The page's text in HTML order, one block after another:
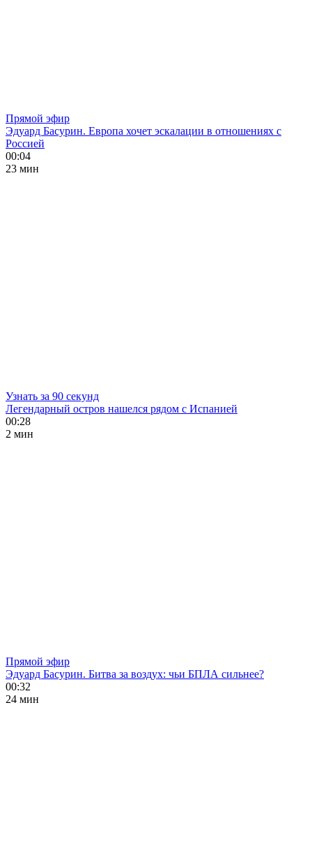
Прямой эфир
Эдуард Басурин. Европа хочет эскалации в отношениях с
Россией
00:04
23 мин
Узнать за 90 секунд
Легендарный остров нашелся рядом с Испанией
00:28
2 мин
Прямой эфир
Эдуард Басурин. Битва за воздух: чьи БПЛА сильнее?
00:32
24 мин